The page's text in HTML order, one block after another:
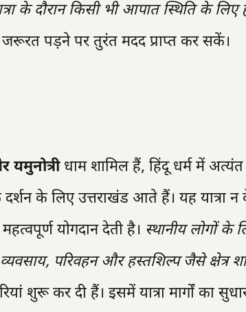
के दौरान किसी भी आपात स्थिति के लिए
जरूरत पड़ने पर तुरंत मदद प्राप्त कर सकें।
यमुनोत्रीधाम शामिल हैं, हिंदू धर्म में अत्यंत
के लिए उत्तराखंड आते हैं। यह यात्रा न
योगदान देती है। स्थानीय लोगों के
परिवहन और हस्तशिल्प जैसे क्षेत्र
शुरू कर दी हैं। इसमें यात्रा मार्गों का